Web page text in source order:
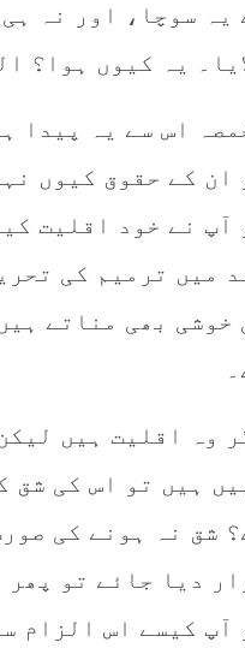
یہ سوچا، اور نہ
یہ کیوں ہوا؟
اس سے یہ پیدا
ان کے حقوق کیوں
آپ نے خود اقلیت
میں ترمیم کی
خوشی بھی مناتے
وہ اقلیت ہیں
ہیں تو اس کی شق
شق نہ ہونے کی
دیا جائے تو
آپ کیسے اس الزام